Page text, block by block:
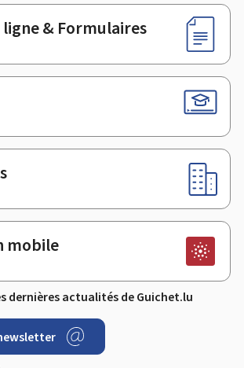
ligne & Formulaires
mobile
dernières actualités de Guichet.lu